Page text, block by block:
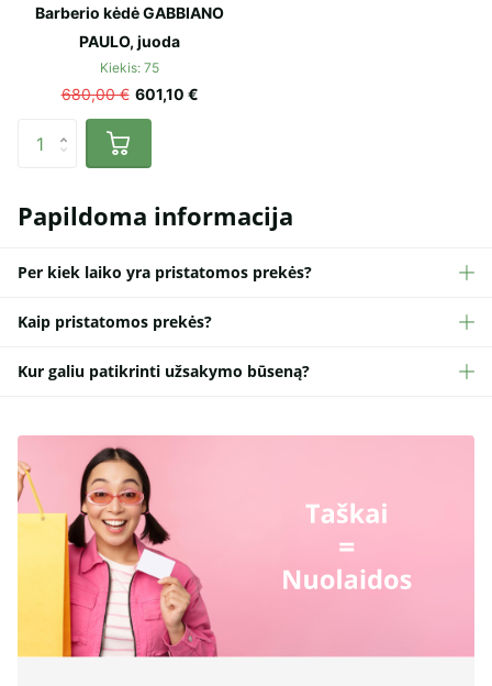
Barberio kėdė GABBIANO
PAULO, juoda
Kiekis: 75
680,00 € 601,10 €
Papildoma informacija
Per kiek laiko yra pristatomos prekės?
Kaip pristatomos prekės?
Kur galiu patikrinti užsakymo būseną?